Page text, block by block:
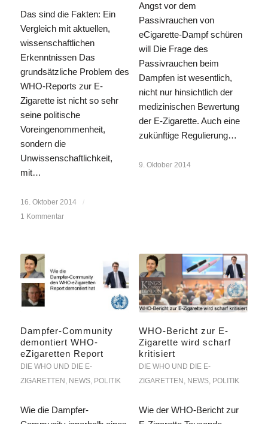
Das sind die Fakten: Ein
Vergleich mit aktuellen,
wissenschaftlichen
Erkenntnissen Das
grundsätzliche Problem des
WHO-Reports zur E-
Zigarette ist nicht so sehr
seine politische
Voreingenommenheit,
sondern die
Unwissenschaftlichkeit,
mit…
16. Oktober 2014
/
1 Kommentar
Angst vor dem
Passivrauchen von
eCigarette-Dampf schüren
will Die Frage des
Passivrauchen beim
Dampfen ist wesentlich,
nicht nur hinsichtlich der
medizinischen Bewertung
der E-Zigarette. Auch eine
zukünftige Regulierung…
9. Oktober 2014
Dampfer-Community
demontiert WHO-
eZigaretten Report
DIE WHO UND DIE E-
ZIGARETTEN NEWS, POLITIK
Wie die Dampfer-
WHO-Bericht zur E-
Zigarette wird scharf
kritisiert
DIE WHO UND DIE E-
ZIGARETTEN NEWS, POLITIK
Wie der WHO-Bericht zur